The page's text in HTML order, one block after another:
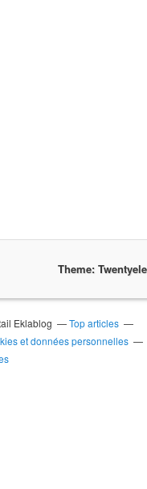
Theme:
Eklablog
Top articles
et données personnelles